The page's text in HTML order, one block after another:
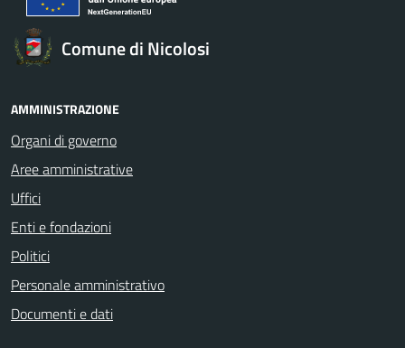
Comune di Nicolosi
AMMINISTRAZIONE
Organi di governo
Aree amministrative
Uffici
Enti e fondazioni
Politici
Personale amministrativo
Documenti e dati